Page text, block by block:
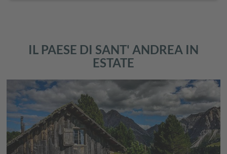
IL PAESE DI SANT' ANDREA IN
ESTATE